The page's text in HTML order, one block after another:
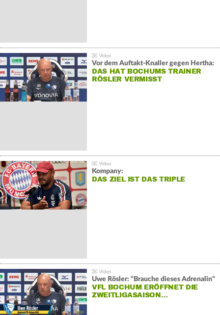
Vor dem Auftakt-Knaller gegen Hertha:
DAS HAT BOCHUMS TRAINER
RÖSLER VERMISST
Kompany:
DAS ZIEL IST DAS TRIPLE
Uwe Rösler: "Brauche dieses Adrenalin"
VFL BOCHUM ERÖFFNET DIE
ZWEITLIGASAISON…